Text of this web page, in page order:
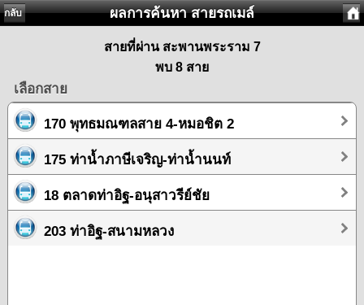
กลับ ผลการค้นหา สายรถเมล์
สายที่ผ่าน สะพานพระราม 7
พบ 8 สาย
เลือกสาย
170 พุทธมณฑลสาย 4-หมอชิต 2
175 ท่าน้ำภาษีเจริญ-ท่าน้ำนนท์
18 ตลาดท่าอิฐ-อนุสาวรีย์ชัย
203 ท่าอิฐ-สนามหลวง